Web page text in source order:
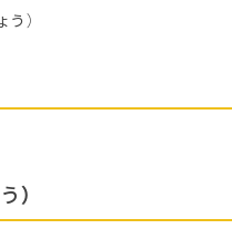
）
）